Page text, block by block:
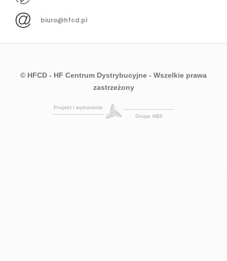
biuro@hfcd.pl
© HFCD - HF Centrum Dystrybucyjne - Wszelkie prawa
zastrzeżony
Projekt i wykonanie
Grupa ABS